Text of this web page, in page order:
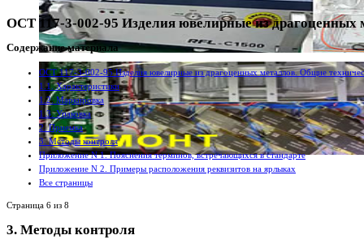
ОСТ 117-3-002-95 Изделия ювелирные из
Содержание материала
ОСТ 117-3-002-95 Изделия ювелирные из драгоценных металлов. Общие
1.1. Характеристики
1.2. Маркировка
1.3. Упаковка
2. Приемка
3. Методы контроля
Приложение N 1. Пояснения терминов, встречающихся в стандарте
Приложение N 2. Примеры расположения реквизитов на ярлыках
Все страницы
Страница 6 из 8
3. Методы контроля